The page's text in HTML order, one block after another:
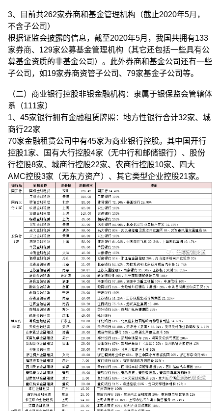
3、目前共262家券商和基金管理机构（截止2020年5月，
不含子公司）
根据证监会披露的信息，截至2020年5月，我国共拥有133
家券商、129家公募基金管理机构（其它还包括一些具有公
募基金资质的非基金公司）。此外券商和基金公司还有一些
子公司，如19家券商资管子公司、79家基金子公司等。
（二）商业银行控股非银金融机构：隶属于银保监会管辖体
系（111家）
1、45家银行拥有金融租赁牌照：地方性银行合计32家、城
商行22家
70家金融租赁公司中有45家为商业银行控股。其中国开行
控股1家、国有大行控股4家（无中行和邮储银行）、股份
行控股8家、城商行控股22家、农商行控股10家、四大
AMC控股3家（无东方资产）、其它类型企业控股21家。